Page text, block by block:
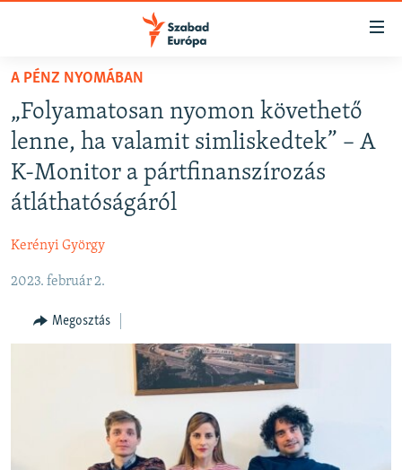
Akadálymentes
Ugrás
fő
oldalra
Ugrás
tartalomjegyzékre
keresésre
NAPIRENDEN
AKTUÁLIS
PODCASTOK
VIDEÓK
NER15
SZABADON
TÁRSADALOM
A PÉNZ NYOMÁBAN
EURÓPAI UNIÓ
A PÉNZ NYOMÁBAN
„Folyamatosan nyomon követhető
lenne, ha valamit simliskedtek” – A
K-Monitor a pártfinanszírozás
átláthatóságáról
Kerényi György
2023. február 2.
Megosztás